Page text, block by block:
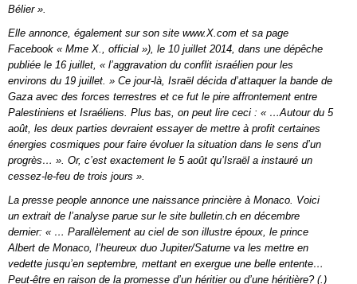
Bélier ».
Elle annonce, également sur son site www.X.com et sa page
Facebook « Mme X., official »), le 10 juillet 2014, dans une dépêche
publiée le 16 juillet, « l’aggravation du conflit israélien pour les
environs du 19 juillet. » Ce jour-là, Israël décida d’attaquer la bande de
Gaza avec des forces terrestres et ce fut le pire affrontement entre
Palestiniens et Israéliens. Plus bas, on peut lire ceci : « …Autour du 5
août, les deux parties devraient essayer de mettre à profit certaines
énergies cosmiques pour faire évoluer la situation dans le sens d’un
progrès… ». Or, c’est exactement le 5 août qu’Israël a instauré un
cessez-le-feu de trois jours ».
La presse people annonce une naissance princière à Monaco. Voici
un extrait de l’analyse parue sur le site bulletin.ch en décembre
dernier: « … Parallèlement au ciel de son illustre époux, le prince
Albert de Monaco, l’heureux duo Jupiter/Saturne va les mettre en
vedette jusqu’en septembre, mettant en exergue une belle entente…
Peut-être en raison de la promesse d’un héritier ou d’une héritière? (.)